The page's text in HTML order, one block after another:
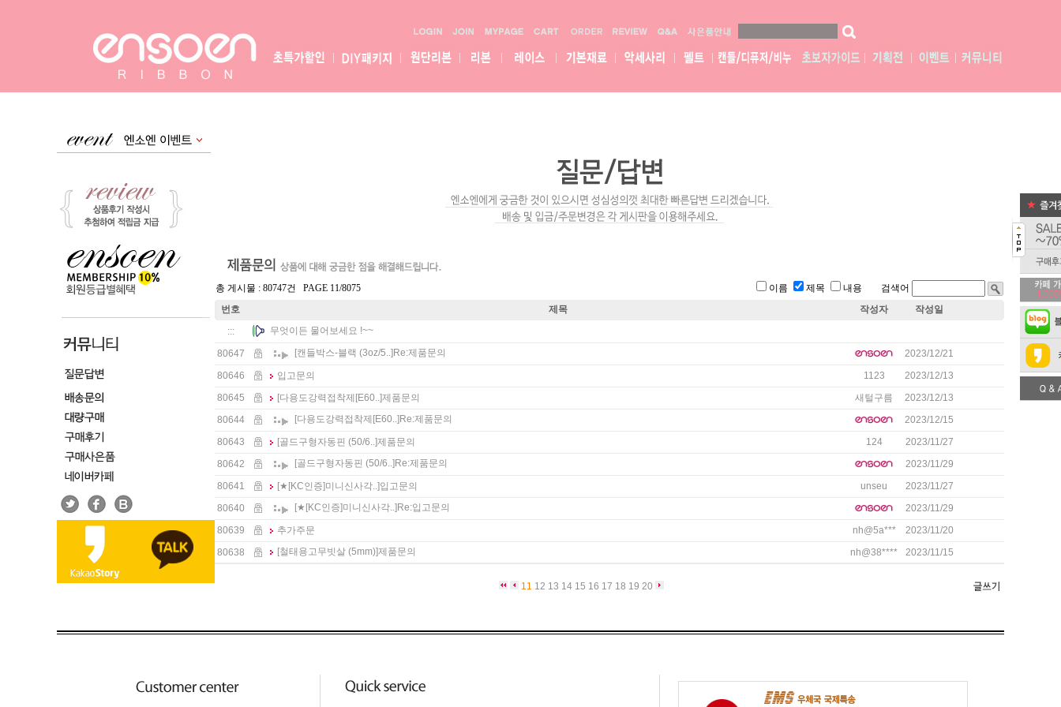
총 게시물 : 80747건 PAGE 11/8075 이름 제목
내용 검색어
번호
제목 작성자
작성일
:::
무엇이든 물어보세요 !~~
80647 [캔들박스-블랙 (3oz/5..] Re:제품문의
2023/12/21
80646
입고문의 1123
2023/12/13
80645
[다용도강력접착제[E60..]제품문의 새털구름
2023/12/13
80644
[다용도강력접착제[E60..] Re:제품문의
2023/12/15
80643
[골드구형자동핀 (50/6..]제품문의 124
2023/11/27
80642
[골드구형자동핀 (50/6..] Re:제품문의
2023/11/29
80641
[★[KC인증]미니신사각..]입고문의 unseu
2023/11/27
80640
[★[KC인증]미니신사각..] Re:입고문의
2023/11/29
80639
추가주문 nh@5a***
2023/11/20
80638
[철태용고무빗살 (5mm)]제품문의 nh@38**** 2023/11/15
11 12 13 14 15 16 17 18 19 20